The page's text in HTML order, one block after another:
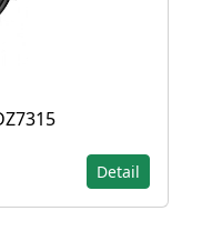
Detail